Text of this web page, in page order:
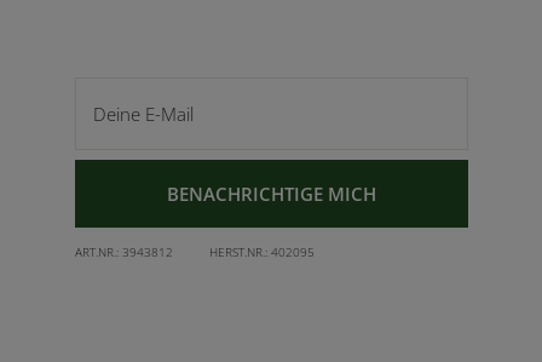
BENACHRICHTIGE MICH
ART.NR.: 3943812 HERST.NR.: 402095